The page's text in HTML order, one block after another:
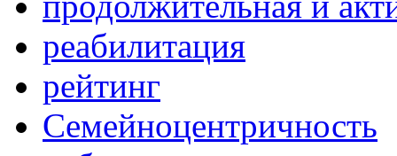
реабилитация
рейтинг
Семейноцентричность